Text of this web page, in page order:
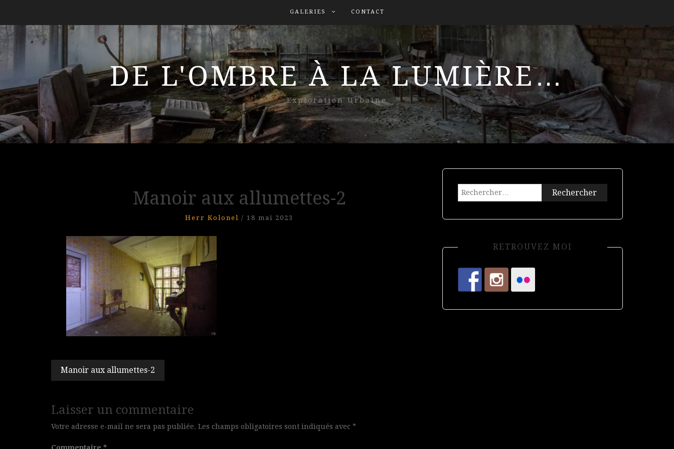
GALERIES CONTACT
DE L'OMBRE À LA LUMIÈRE…
Exploration Urbaine
Manoir aux allumettes-2
Herr Kolonel / 18 mai 2023
Navigation
de
l’article
Manoir aux allumettes-2
Laisser un commentaire
Votre adresse e-mail ne sera pas publiée. Les champs obligatoires sont indiqués avec *
Rechercher :
RETROUVEZ MOI